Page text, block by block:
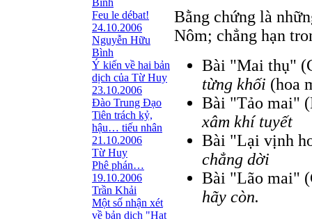
Bình
Feu le débat!
24.10.2006
Nguyễn Hữu
Bình
Ý kiến về hai bản
dịch của Từ Huy
23.10.2006
Đào Trung Đạo
Tiên trách kỷ,
hậu… tiếu nhân
21.10.2006
Từ Huy
Phê phán…
19.10.2006
Trần Khải
Một số nhận xét
về bản dịch "Hạt
Bằng chứng là
Nôm; chẳng hạn
Bài "Mai thụ"
từng khối (hoa
Bài "Tảo mai"
xâm khí tuyết
Bài "Lại vịnh
chẳng dời
Bài "Lão mai"
hãy còn.